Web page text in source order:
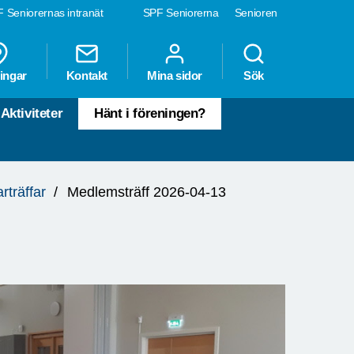
SPF Seniorerna Senioren
Seniorernas intranät
Kontakt Mina sidor Sök
Aktiviteter Hänt i föreningen?
Medlemsträff 2026-04-13